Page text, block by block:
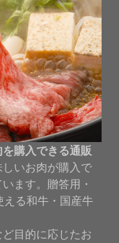
購入できる通販
いお肉が購入で
ます。贈答用・
える和牛・国産牛
目的に応じたお